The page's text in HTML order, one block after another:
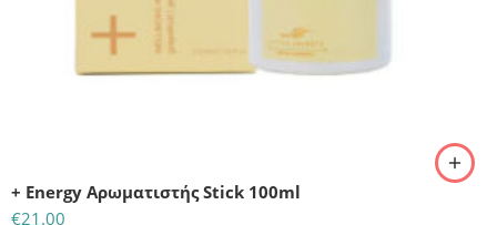
+ Energy Αρωματιστής Stick 100ml
€21.00